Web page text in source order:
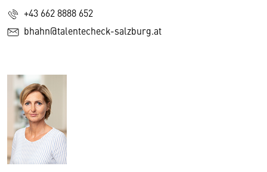
+43 662 8888 652
bhahn@talentecheck-salzburg.at